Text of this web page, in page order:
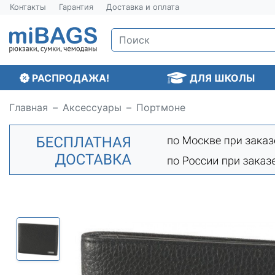
Контакты Гарантия Доставка и оплата
РАСПРОДАЖА! ДЛЯ ШКОЛЫ
Главная Аксессуары Портмоне